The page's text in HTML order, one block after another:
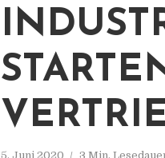
5. Juni 2020 3 Min.